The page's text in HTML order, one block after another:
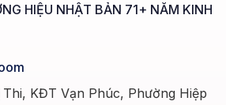
HIỆU NHẬT BẢN 71+ NĂM KINH
KĐT Vạn Phúc, Phường Hiệp